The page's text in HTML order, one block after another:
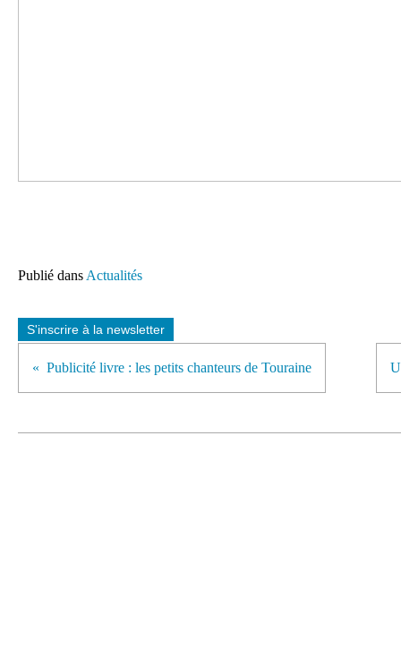
Publié dans Actualités
S'inscrire à la newsletter
Publicité livre : les petits chanteurs de Touraine